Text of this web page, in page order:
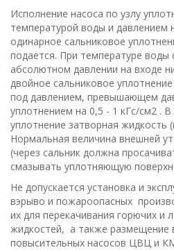
Исполнение насоса по узлу
температурой воды и давлением
одинарное сальниковое
подается. При температуре воды
абсолютном давлении на входе
двойное сальниковое
под давлением, превышающем
уплотнением на 0,5 - 1 кГс/см2 .
уплотнение затворная жидкость
Нормальная величина внешней
(через сальник должна
смазывать уплотняющую
Не допускается установка и
вэрыво и пожароопасных
их для перекачивания горючих и
жидкостей, а также размещение
повысительных насосов ЦВЦ и